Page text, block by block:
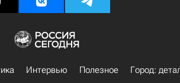
Интервью Полезное
Город: